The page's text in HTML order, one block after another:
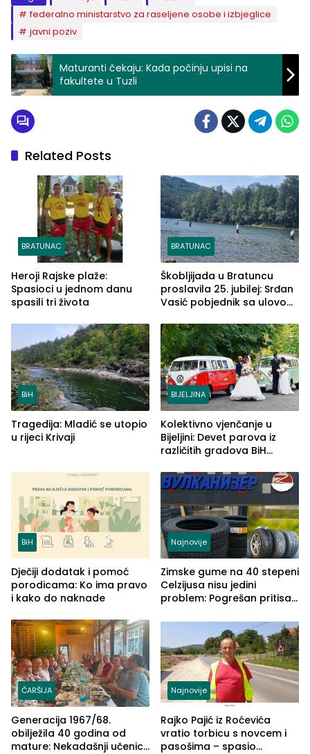
federalno ministarstvo za raseljene osobe i izbjeglice
javni poziv
Maturanti čekaju: Kada počinju upisi na
fakultete u Tuzli
Related Posts
BRATUNAC
Heroji Rajske plaže:
Spasioci u jednom danu
spasili tri života
BRATUNAC
Škobljijada u Bratuncu
proslavila 25. jubilej: Srđan
Vasić pobjednik sa ulovom
BiH
Tragedija: Mladić se utopio
u rijeci Krivaji
BIJELJINA
Kolektivno vjenčanje u
Bijeljini: Devet parova iz
različitih gradova BiH
BiH
Dječiji dodatak i pomoć
porodicama: Ko ima pravo
i kako do naknade
Najnovije
Zimske gume na 40 stepeni
Celzijusa nisu jedini
problem: Pogrešan pritisak
ČARŠIJA
Generacija 1967/68.
obilježila 40 godina od
mature: Nekadašnji učenici
Najnovije
Rajko Pajić iz Roćevića
vratio torbicu s novcem i
pasošima – spasio